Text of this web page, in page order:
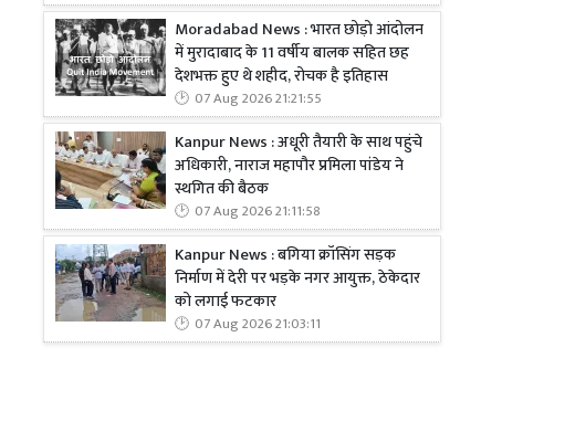
Moradabad News : भारत छोड़ो आंदोलन
में मुरादाबाद के 11 वर्षीय बालक सहित छह
देशभक्त हुए थे शहीद, रोचक है इतिहास
07 Aug 2026 21:21:55
Kanpur News : अधूरी तैयारी के साथ पहुंचे
अधिकारी, नाराज महापौर प्रमिला पांडेय ने
स्थगित की बैठक
07 Aug 2026 21:11:58
Kanpur News : बगिया क्रॉसिंग सड़क
निर्माण में देरी पर भड़के नगर आयुक्त, ठेकेदार
को लगाई फटकार
07 Aug 2026 21:03:11